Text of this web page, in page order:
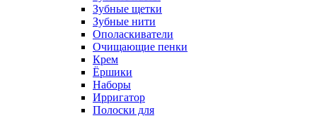
Зубные щетки
Зубные нити
Ополаскиватели
Очищающие пенки
Крем
Ёршики
Наборы
Ирригатор
Полоски для